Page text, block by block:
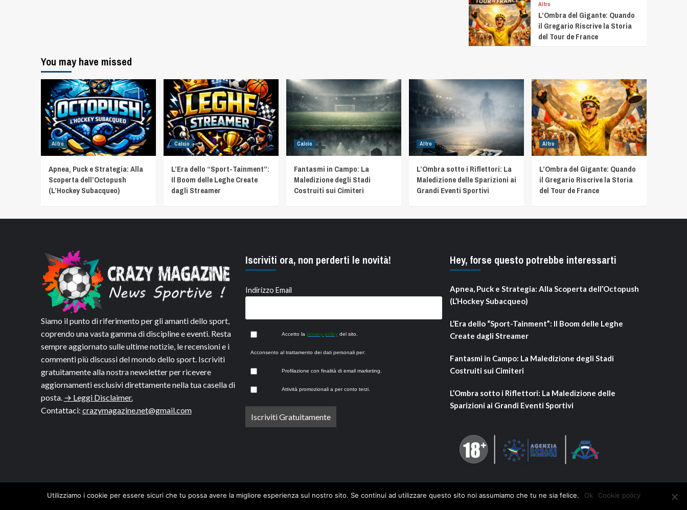
Altro
L’Ombra del Gigante: Quando
il Gregario Riscrive la Storia
del Tour de France
You may have missed
Altro
Apnea, Puck e Strategia: Alla
Scoperta dell’Octopush
(L’Hockey Subacqueo)
Calcio
L’Era dello “Sport-Tainment”:
Il Boom delle Leghe Create
dagli Streamer
Calcio
Fantasmi in Campo: La
Maledizione degli Stadi
Costruiti sui Cimiteri
Altro
L’Ombra sotto i Riflettori: La
Maledizione delle Sparizioni ai
Grandi Eventi Sportivi
Altro
L’Ombra del Gigante: Quando
il Gregario Riscrive la Storia
del Tour de France
Siamo il punto di riferimento per gli amanti dello sport,
coprendo una vasta gamma di discipline e eventi. Resta
sempre aggiornato sulle ultime notizie, le recensioni e i
commenti più discussi del mondo dello sport. Iscriviti
gratuitamente alla nostra newsletter per ricevere
aggiornamenti esclusivi direttamente nella tua casella di
posta. → Leggi Disclaimer.
Contattaci: crazymagazine.net@gmail.com
Iscriviti ora, non perderti le novità!
Indirizzo Email
Accetto la privacy policydel sito.
Acconsento al trattamento dei dati personali per:
Profilazione con finalità di email marketing.
Attività promozionali a per conto terzi.
Hey, forse questo potrebbe interessarti
Apnea, Puck e Strategia: Alla Scoperta dell’Octopush
(L’Hockey Subacqueo)
L’Era dello “Sport-Tainment”: Il Boom delle Leghe
Create dagli Streamer
Fantasmi in Campo: La Maledizione degli Stadi
Costruiti sui Cimiteri
L’Ombra sotto i Riflettori: La Maledizione delle
Sparizioni ai Grandi Eventi Sportivi
Utilizziamo i cookie per essere sicuri che tu possa avere la migliore esperienza sul nostro sito. Se continui ad utilizzare questo sito noi assumiamo che tu ne sia felice. Ok Cookie policy